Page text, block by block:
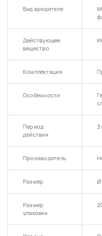
Вид вредителя
Действующее
вещество
Комплектация
Особенности
Период
действия
3
Производитель
Размер Ø
Размер
упаковки